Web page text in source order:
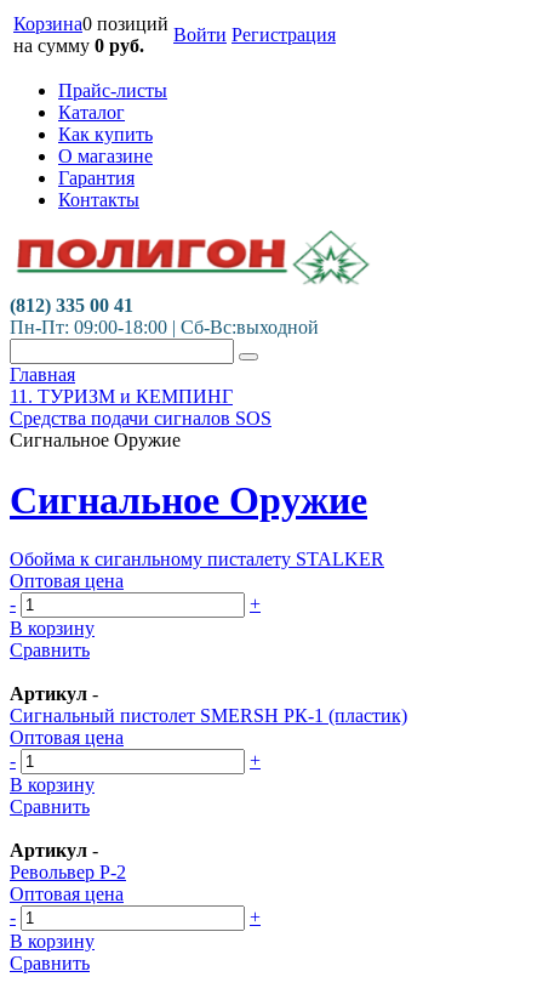
Корзина0 позиций
на сумму 0 руб.
Войти Регистрация
Прайс-листы
Каталог
Как купить
О магазине
Гарантия
Контакты
(812) 335 00 41
Пн-Пт: 09:00-18:00 | Сб-Вс:выходной
Главная
11. ТУРИЗМ и КЕМПИНГ
Средства подачи сигналов SOS
Сигнальное Оружие
Сигнальное Оружие
Обойма к сиганльному писталету STALKER
Оптовая цена
-
+
В корзину
Сравнить
Артикул -
Сигнальный пистолет SMERSH РК-1 (пластик)
Оптовая цена
-
+
В корзину
Сравнить
Артикул -
Револьвер Р-2
Оптовая цена
-
+
В корзину
Сравнить